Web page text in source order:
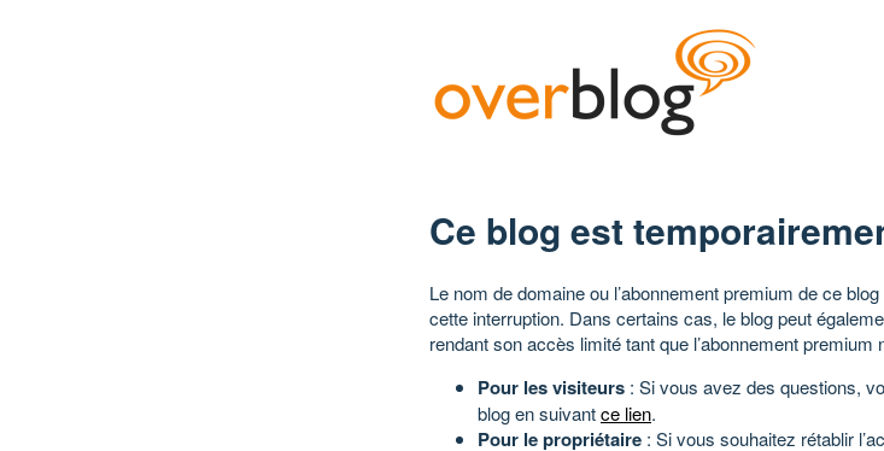
Ce blog est
Le nom de domaine ou l’abonnement premium de ce
cette interruption. Dans certains cas, le blog peut
rendant son accès limité tant que l’abonnement premium
Pour les visiteurs : Si vous avez des questions,
blog en suivantce lien.
Pour le propriétaire : Si vous souhaitez rétablir